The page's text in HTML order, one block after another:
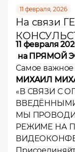
11 февраля, 2026
На связи
11 февраля
на ПРЯМОЙ
Самое важное
МИХАИЛ
«В СВЯЗИ С
ВВЕДЁННЫМИ
МЫ
РЕЖИМЕ НА